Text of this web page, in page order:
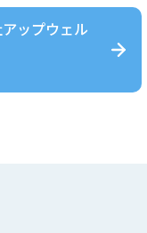
ップウェル